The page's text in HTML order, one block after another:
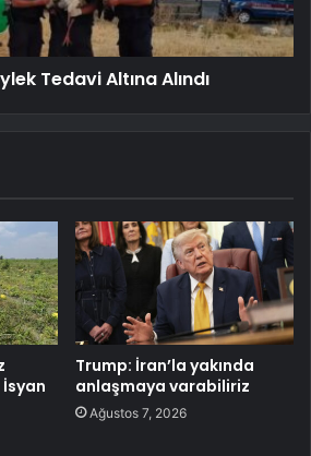
Tedavi Altına Alındı
Trump: İran’la yakında
anlaşmaya varabiliriz
Ağustos 7, 2026